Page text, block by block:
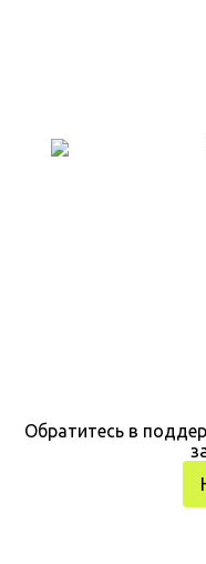
Обратитесь в